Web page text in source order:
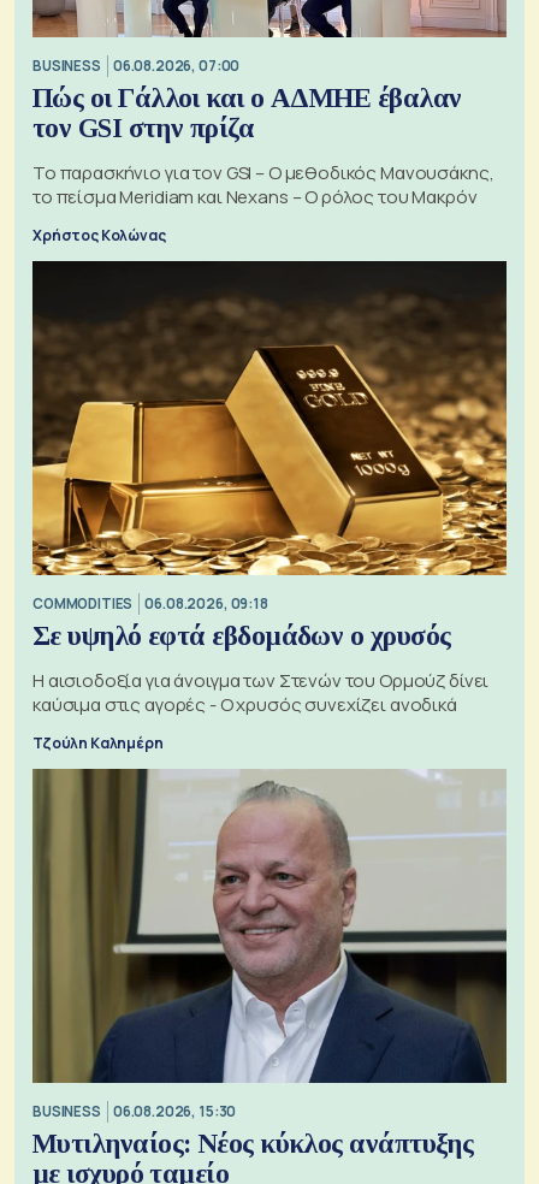
BUSINESS 06.08.2026, 07:00
Πώς οι Γάλλοι και ο ΑΔΜΗΕ έβαλαν
τον GSI στην πρίζα
Το παρασκήνιο για τον GSI – Ο μεθοδικός Μανουσάκης,
το πείσμα Meridiam και Nexans – Ο ρόλος του Μακρόν
Χρήστος Κολώνας
COMMODITIES 06.08.2026, 09:18
Σε υψηλό εφτά εβδομάδων ο χρυσός
Η αισιοδοξία για άνοιγμα των Στενών του Ορμούζ δίνει
καύσιμα στις αγορές - Ο χρυσός συνεχίζει ανοδικά
Τζούλη Καλημέρη
BUSINESS 06.08.2026, 15:30
Μυτιληναίος: Νέος κύκλος ανάπτυξης
με ισχυρό ταμείο